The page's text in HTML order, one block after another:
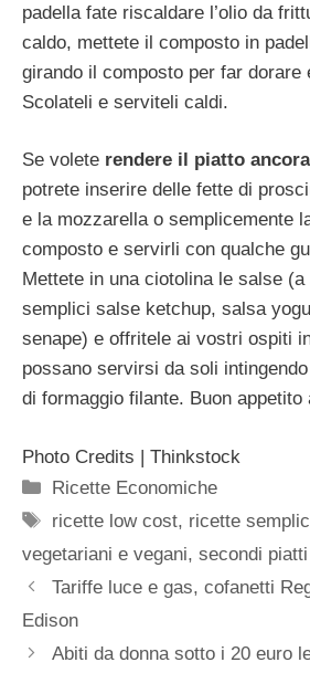
padella fate riscaldare l’olio da
caldo, mettete il composto in
girando il composto per far dorare
Scolateli e serviteli caldi.
Se volete rendere il piatto
potrete inserire delle fette di
e la mozzarella o semplicemente
composto e servirli con qualche
Mettete in una ciotolina le salse
semplici salse ketchup, salsa
senape) e offritele ai vostri ospiti
possano servirsi da soli
di formaggio filante. Buon appetito
Photo Credits | Thinkstock
Categorie
Ricette Economiche
Tag
ricette low cost, ricette
vegetariani e vegani, secondi
Tariffe luce e gas, cofanetti
Edison
Abiti da donna sotto i 20 euro